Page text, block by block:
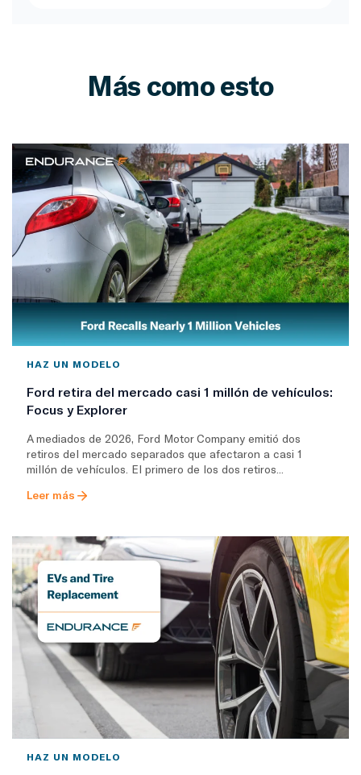
Más como esto
HAZ UN MODELO
Ford retira del mercado casi 1 millón de vehículos:
Focus y Explorer
A mediados de 2026, Ford Motor Company emitió dos
retiros del mercado separados que afectaron a casi 1
millón de vehículos. El primero de los dos retiros...
Leer más
HAZ UN MODELO